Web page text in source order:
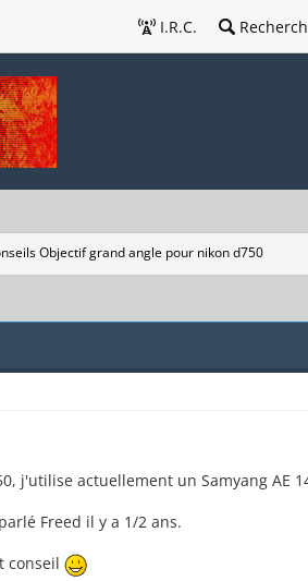
I.R.C.
Objectif grand angle pour nikon d750
j'utilise actuellement un Samyang AE
Freed il y a 1/2 ans.
conseil